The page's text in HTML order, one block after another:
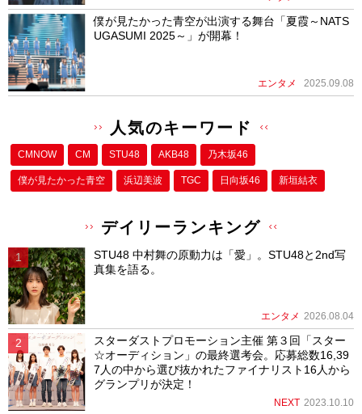
僕が見たかった青空が出演する舞台「夏霞～NATS
UGASUMI 2025～」が開幕！
エンタメ 2025.09.08
人気のキーワード
CMNOW CM STU48 AKB48 乃木坂46
僕が⾒たかった⻘空 浜辺美波 TGC 日向坂46 新垣結衣
デイリーランキング
STU48 中村舞の原動力は「愛」。STU48と2nd写
真集を語る。
エンタメ 2026.08.04
スターダストプロモーション主催 第３回「スター
☆オーディション」の最終選考会。応募総数16,39
7人の中から選び抜かれたファイナリスト16人から
グランプリが決定！
NEXT 2023.10.10